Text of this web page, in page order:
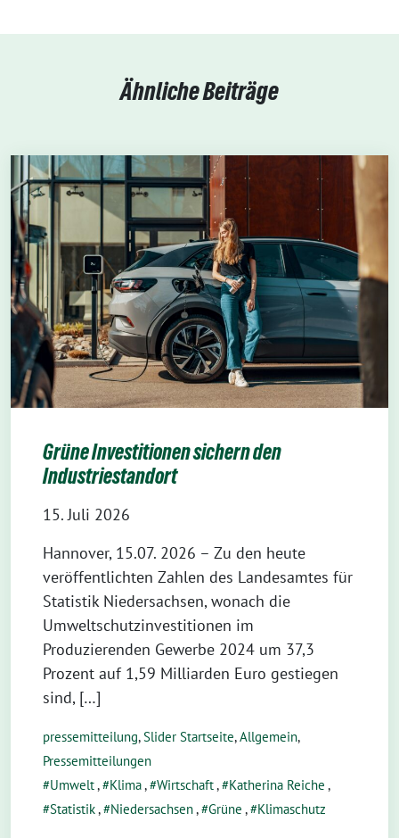
Ähnliche Beiträge
Grüne Investitionen sichern den
Industriestandort
15. Juli 2026
Hannover, 15.07. 2026 – Zu den heute
veröffentlichten Zahlen des Landesamtes für
Statistik Niedersachsen, wonach die
Umweltschutzinvestitionen im
Produzierenden Gewerbe 2024 um 37,3
Prozent auf 1,59 Milliarden Euro gestiegen
sind, […]
pressemitteilung,Slider Startseite,Allgemein,
Pressemitteilungen
Umwelt, Klima, Wirtschaft, Katherina Reiche ,
Statistik, Niedersachsen, Grüne , Klimaschutz